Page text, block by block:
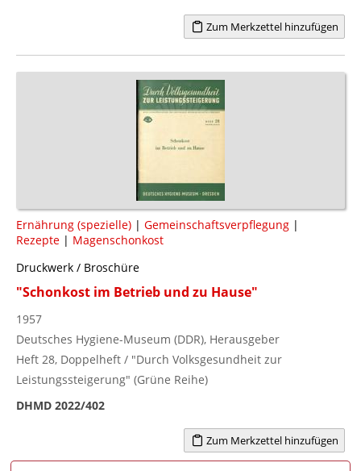
Zum Merkzettel hinzufügen
Ernährung (spezielle) | Gemeinschaftsverpflegung |
Rezepte | Magenschonkost
Druckwerk / Broschüre
"Schonkost im Betrieb und zu Hause"
1957
Deutsches Hygiene-Museum (DDR), Herausgeber
Heft 28, Doppelheft / "Durch Volksgesundheit zur
Leistungssteigerung" (Grüne Reihe)
DHMD 2022/402
Zum Merkzettel hinzufügen